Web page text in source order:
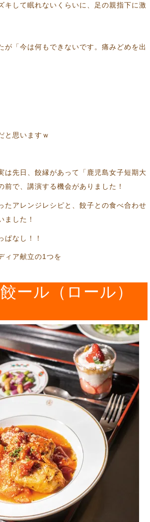
キして眠れないくらいに、足の親指下に激
「今は何もできないです。痛みどめを出
と思いますｗ
は先日、餃縁があって「鹿児島女子短期大
で、講演する機会がありました！
たアレンジレシピと、餃子との食べ合わせ
ました！
ぱなし！！
ィア献立の1つを
ール（ロール）